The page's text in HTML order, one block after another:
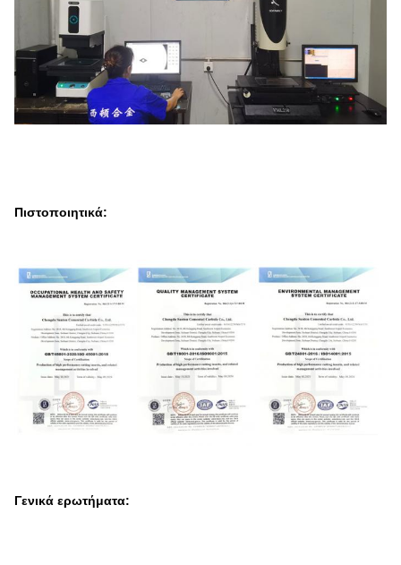
Πιστοποιητικά:
Γενικά ερωτήματα: